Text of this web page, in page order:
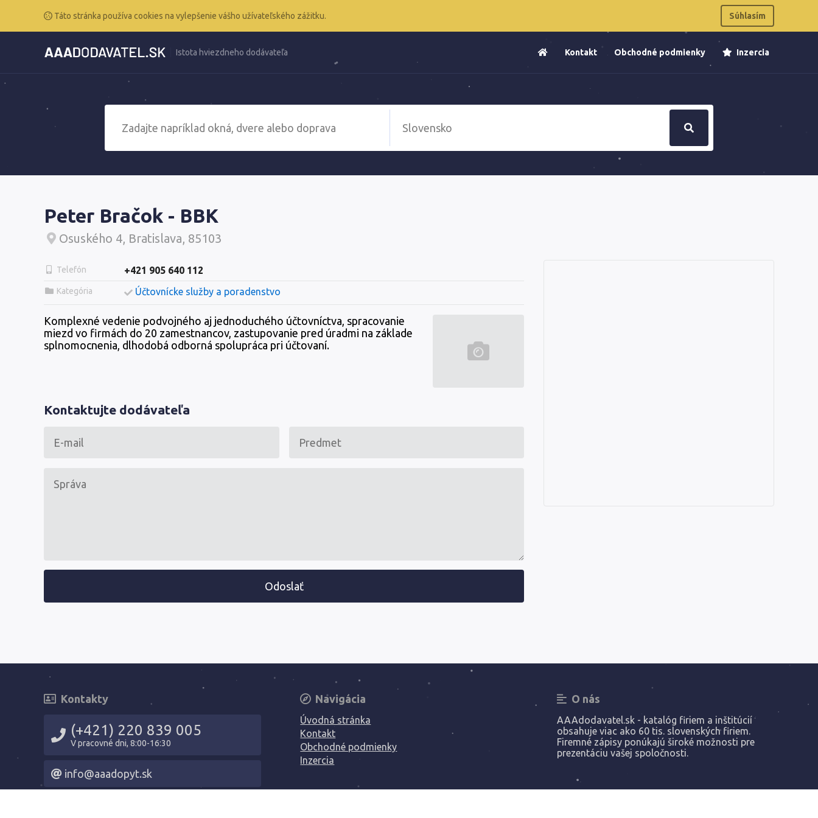
Táto stránka používa cookies na vylepšenie vášho užívateľského zážitku. Súhlasím
Istota hviezdneho dodávateľa Kontakt Obchodné podmienky Inzercia
Peter Bračok - BBK
Osuského 4, Bratislava, 85103
Telefón +421 905 640 112
Kategória Účtovnícke služby a poradenstvo
Komplexné vedenie podvojného aj jednoduchého účtovníctva, spracovanie
miezd vo firmách do 20 zamestnancov, zastupovanie pred úradmi na základe
splnomocnenia, dlhodobá odborná spolupráca pri účtovaní.
Kontaktujte dodávateľa
Odoslať
Kontakty
(+421) 220 839 005
V pracovné dni, 8:00-16:30
info@aaadopyt.sk
Navigácia
Úvodná stránka
Kontakt
Obchodné podmienky
Inzercia
O nás
AAAdodavatel.sk - katalóg firiem a inštitúcií
obsahuje viac ako 60 tis. slovenských firiem.
Firemné zápisy ponúkajú široké možnosti pre
prezentáciu vašej spoločnosti.